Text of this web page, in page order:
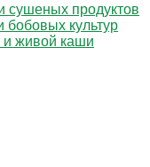
сушеных продуктов
бобовых культур
живой каши